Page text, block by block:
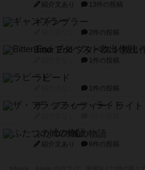
紹介文あり 13件の投稿
ギャンブラー
2件の投稿
Bitter End ブタペスト救出
1件の投稿
ラピード
1件の投稿
ザ・フラッフィー・ライト
ふたつの城の物語
紹介文あり 6件の投稿